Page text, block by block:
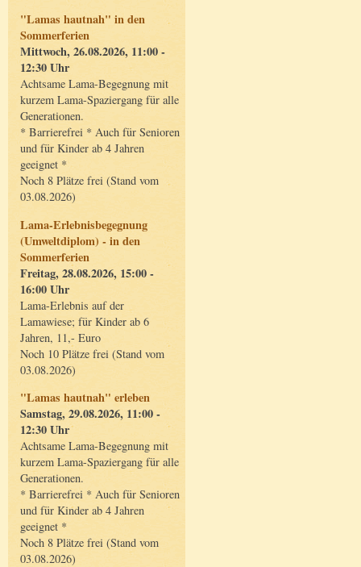
"Lamas hautnah" in den
Sommerferien
Mittwoch, 26.08.2026, 11:00 -
12:30 Uhr
Achtsame Lama-Begegnung mit
kurzem Lama-Spaziergang für alle
Generationen.
* Barrierefrei * Auch für Senioren
und für Kinder ab 4 Jahren
geeignet *
Noch 8 Plätze frei (Stand vom
03.08.2026)
Lama-Erlebnisbegegnung
(Umweltdiplom) - in den
Sommerferien
Freitag, 28.08.2026, 15:00 -
16:00 Uhr
Lama-Erlebnis auf der
Lamawiese; für Kinder ab 6
Jahren, 11,- Euro
Noch 10 Plätze frei (Stand vom
03.08.2026)
"Lamas hautnah" erleben
Samstag, 29.08.2026, 11:00 -
12:30 Uhr
Achtsame Lama-Begegnung mit
kurzem Lama-Spaziergang für alle
Generationen.
* Barrierefrei * Auch für Senioren
und für Kinder ab 4 Jahren
geeignet *
Noch 8 Plätze frei (Stand vom
03.08.2026)